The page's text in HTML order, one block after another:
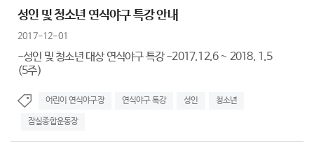
성인 및 청소년 연식야구 특강 안내
2017-12-01
-성인 및 청소년 대상 연식야구 특강 -2017.12.6 ~ 2018. 1.5
(5주)
어린이 연식야구장 연식야구 특강 성인 청소년
잠실종합운동장